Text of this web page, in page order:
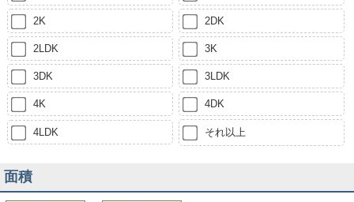
2K 2DK
2LDK 3K
3DK 3LDK
4K 4DK
4LDK それ以上
面積